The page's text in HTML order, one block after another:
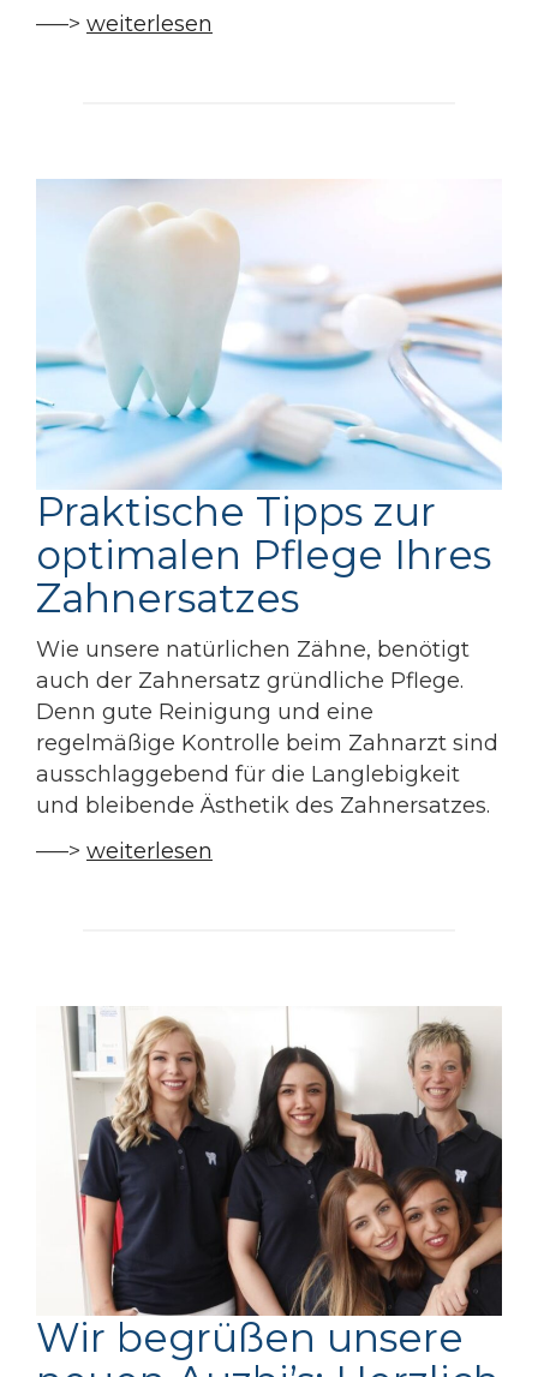
—–> weiterlesen
Praktische Tipps zur
optimalen Pflege Ihres
Zahnersatzes
Wie unsere natürlichen Zähne, benötigt
auch der Zahnersatz gründliche Pflege.
Denn gute Reinigung und eine
regelmäßige Kontrolle beim Zahnarzt sind
ausschlaggebend für die Langlebigkeit
und bleibende Ästhetik des Zahnersatzes.
—–> weiterlesen
Wir begrüßen unsere